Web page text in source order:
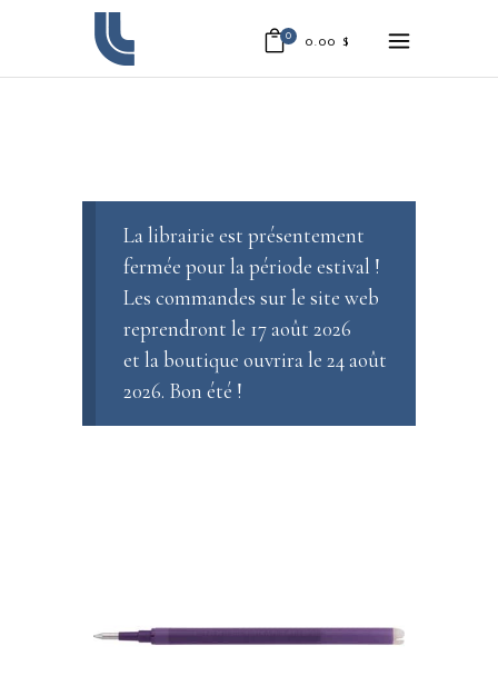
0 0.00 $
La librairie est présentement
fermée pour la période estival !
Les commandes sur le site web
reprendront le 17 août 2026
et la boutique ouvrira le 24 août
2026. Bon été !